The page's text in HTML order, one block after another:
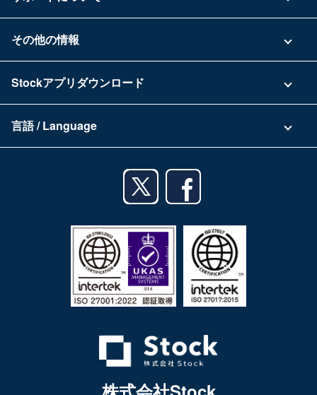
具体的な活用事例
セキュリティ
資料ダウンロード
よくある質問
その他の情報
Stock公式ブログ
プライバシーポリシー
Stockアプリダウンロード
iPhoneアプリ
Androidタブレットアプリ
言語 / Language